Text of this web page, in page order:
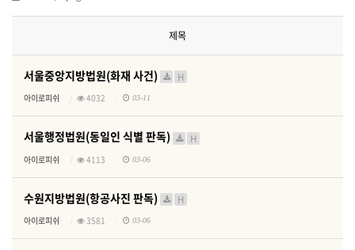
제목
서울중앙지방법원(화재 사건) H
아이로피쉬 4032 03-11
서울행정법원(동일인 식별 판독) H
아이로피쉬 4113 03-06
수원지방법원(항공사진 판독) H
아이로피쉬 3581 03-06